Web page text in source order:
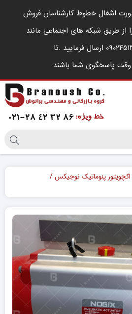
اشغال خطوط کارشناسان فروش
از طریق شبکه های اجتماعی مانند
واتساپ به شماره ۰۹۰۲۴۵۱۳۲۸۶ ارسال فرمایید .‌تا
وقت پاسخگوی شما باشند
اکچویتور پنوماتیک نوجیکس